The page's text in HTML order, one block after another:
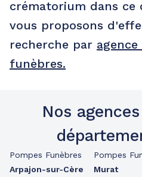
crématorium dans ce
vous proposons
recherche par
funèbres.
Nos
Pompes Funèbres
Arpajon-sur-Cère
Pompes
Murat